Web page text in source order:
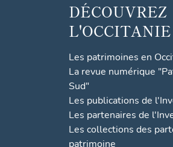
DÉCOUVREZ
L'OCCITANIE
Les patrimoines en
La revue numérique
Sud"
Les publications de
Les partenaires de
Les collections des
patrimoine